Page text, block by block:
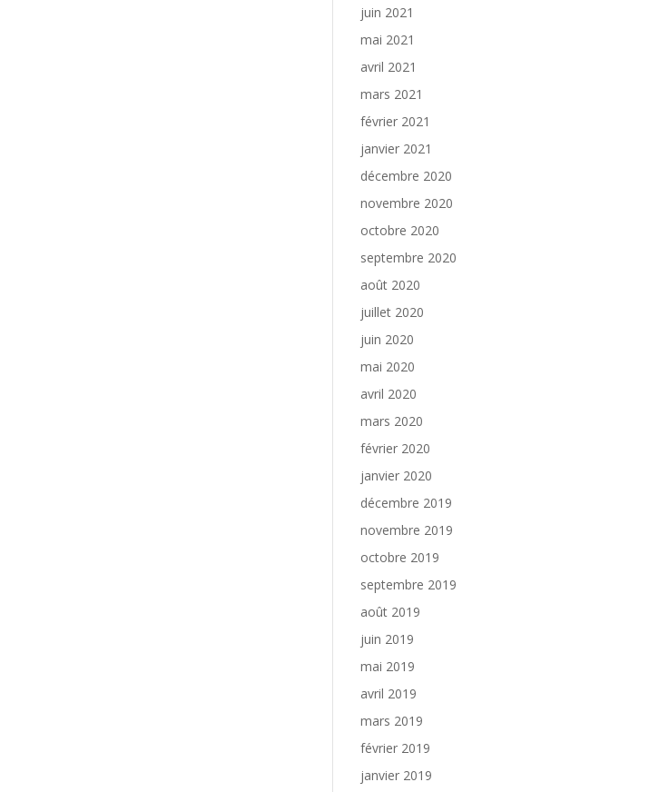
juin 2021
mai 2021
avril 2021
mars 2021
février 2021
janvier 2021
décembre 2020
novembre 2020
octobre 2020
septembre 2020
août 2020
juillet 2020
juin 2020
mai 2020
avril 2020
mars 2020
février 2020
janvier 2020
décembre 2019
novembre 2019
octobre 2019
septembre 2019
août 2019
juin 2019
mai 2019
avril 2019
mars 2019
février 2019
janvier 2019